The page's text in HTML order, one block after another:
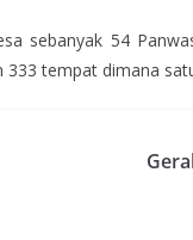
sebanyak 54
tempat dimana